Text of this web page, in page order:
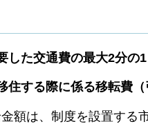
した交通費の最大2分の
住する際に係る移転費
額は、制度を設置する